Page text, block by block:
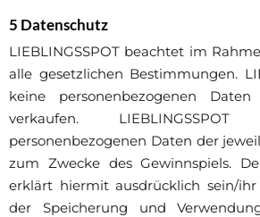
5 Datenschutz
LIEBLINGSSPOT beachtet im
alle gesetzlichen Bestimmungen.
keine personenbezogenen
verkaufen.
personenbezogenen Daten der
zum Zwecke des Gewinnspiels.
erklärt hiermit ausdrücklich sein/
der Speicherung und